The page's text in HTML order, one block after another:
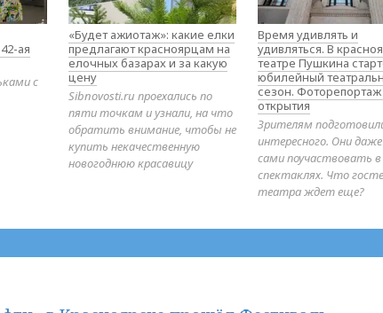
ая
с
«Будет ажиотаж»: какие елки
предлагают красноярцам на
елочных базарах и за какую
цену
Sibnovosti.ru проехались по
пяти точкам и узнали, на что
обратить внимание, чтобы не
купить некачественную
новогоднюю красавицу
Время удивлять и
удивляться. В
театре Пушкина
юбилейный
сезон. Фоторепортаж
открытия
Зрителям
интересного. Они
сами поучаствовать в
спектаклях. Что
театра ждет еще?